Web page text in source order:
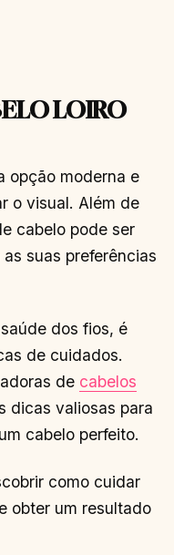
LOIRO
opção moderna e
o visual. Além de
cabelo pode ser
suas preferências
dos fios, é
de cuidados.
de cabelos
dicas valiosas para
cabelo perfeito.
como cuidar
obter um resultado